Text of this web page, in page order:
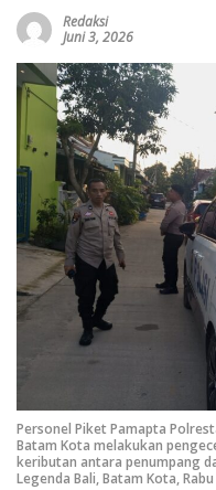
Redaksi
Juni 3, 2026
Personel Piket Pamapta
Batam Kota melakukan
keributan antara penumpang
Legenda Bali, Batam Kota,